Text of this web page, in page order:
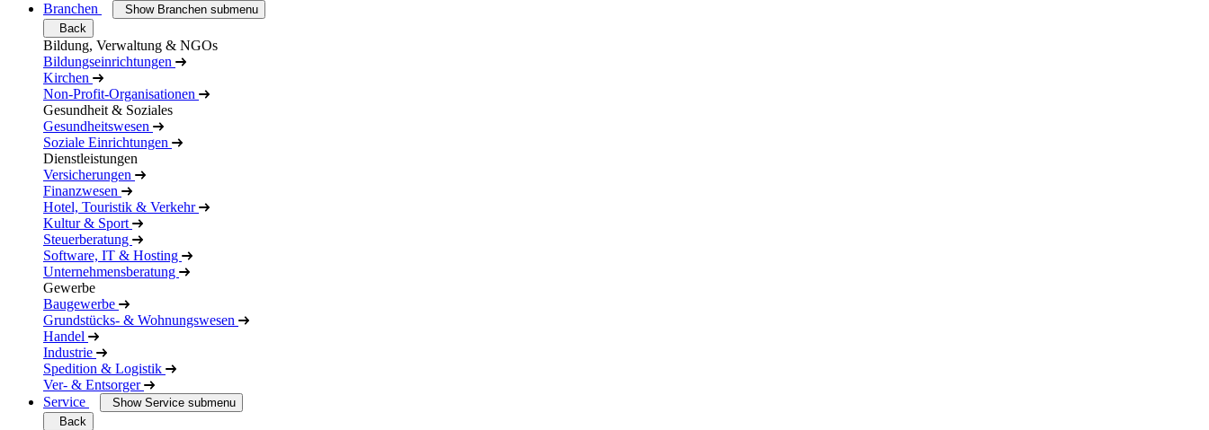
Branchen
Show Branchen submenu
Back
Bildung, Verwaltung & NGOs
Bildungseinrichtungen
Kirchen
Non-Profit-Organisationen
Gesundheit & Soziales
Gesundheitswesen
Soziale Einrichtungen
Dienstleistungen
Versicherungen
Finanzwesen
Hotel, Touristik & Verkehr
Kultur & Sport
Steuerberatung
Software, IT & Hosting
Unternehmensberatung
Gewerbe
Baugewerbe
Grundstücks- & Wohnungswesen
Handel
Industrie
Spedition & Logistik
Ver- & Entsorger
Service
Show Service submenu
Back